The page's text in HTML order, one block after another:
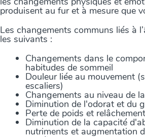
produisent au fur et à mesure que
Les changements communs liés à
les suivants :
Changements dans le
habitudes de sommeil
Douleur liée au mouvement
escaliers)
Changements au niveau de
Diminution de l'odorat et du
Perte de poids et
Diminution de la capacité
nutriments et augmentation